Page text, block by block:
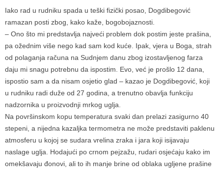
Iako rad u rudniku spada u teški fizički posao, Dogdibegović
ramazan posti zbog, kako kaže, bogobojaznosti.
– Ono što mi predstavlja najveći problem dok postim jeste prašina,
pa ožednim više nego kad sam kod kuće. Ipak, vjera u Boga, strah
od polaganja računa na Sudnjem danu zbog izostavljenog farza
daju mi snagu potrebnu da ispostim. Evo, već je prošlo 12 dana,
ispostio sam a da nisam osjetio glad – kazao je Dogdibegović, koji
u rudniku radi duže od 27 godina, a trenutno obavlja funkciju
nadzornika u proizvodnji mrkog uglja.
Na površinskom kopu temperatura svaki dan prelazi zasigurno 40
stepeni, a nijedna kazaljka termometra ne može predstaviti paklenu
atmosferu u kojoj se sudara vrelina zraka i jara koji isijavaju
naslage uglja. Hodajući po crnom pejzažu, rudari osjećaju kako im
omekšavaju đonovi, ali to ih manje brine od oblaka ugljene prašine